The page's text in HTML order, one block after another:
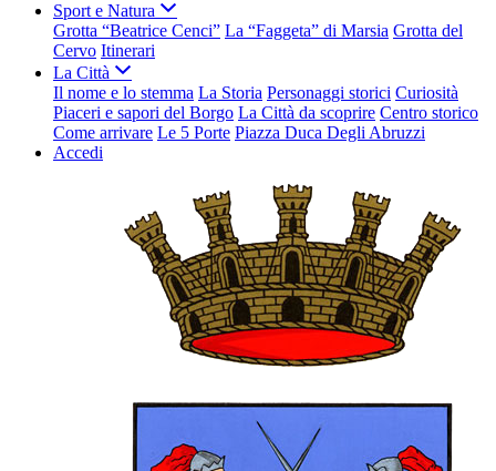
Sport e Natura
Grotta “Beatrice Cenci” La “Faggeta” di Marsia Grotta del
Cervo Itinerari
La Città
Il nome e lo stemma La Storia Personaggi storici Curiosità
Piaceri e sapori del Borgo La Città da scoprire Centro storico
Come arrivare Le 5 Porte Piazza Duca Degli Abruzzi
Accedi